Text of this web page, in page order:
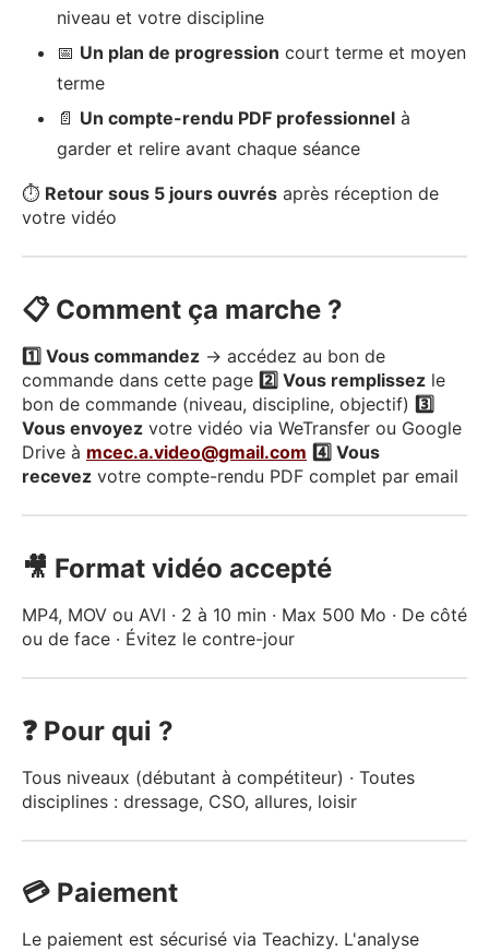
niveau et votre discipline
📅 Un plan de progression court terme et moyen
terme
📄 Un compte-rendu PDF professionnel à
garder et relire avant chaque séance
⏱ Retour sous 5 jours ouvrés après réception de
votre vidéo
📋 Comment ça marche ?
1️⃣ Vous commandez → accédez au bon de
commande dans cette page 2️⃣ Vous remplissez le
bon de commande (niveau, discipline, objectif) 3️⃣
Vous envoyez votre vidéo via WeTransfer ou Google
Drive à mcec.a.video@gmail.com 4️⃣ Vous
recevez votre compte-rendu PDF complet par email
🎥 Format vidéo accepté
MP4, MOV ou AVI · 2 à 10 min · Max 500 Mo · De côté
ou de face · Évitez le contre-jour
❓ Pour qui ?
Tous niveaux (débutant à compétiteur) · Toutes
disciplines : dressage, CSO, allures, loisir
💳 Paiement
Le paiement est sécurisé via Teachizy. L'analyse